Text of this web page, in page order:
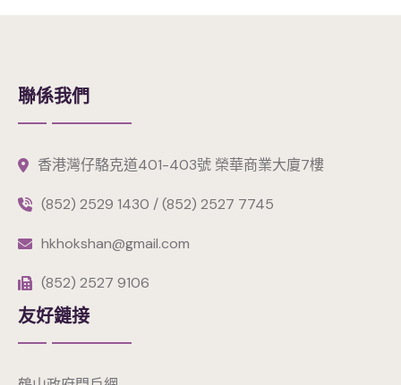
聯係我們
香港灣仔駱克道401-403號 榮華商業大廈7樓
(852) 2529 1430 / (852) 2527 7745
hkhokshan@gmail.com
(852) 2527 9106
友好鏈接